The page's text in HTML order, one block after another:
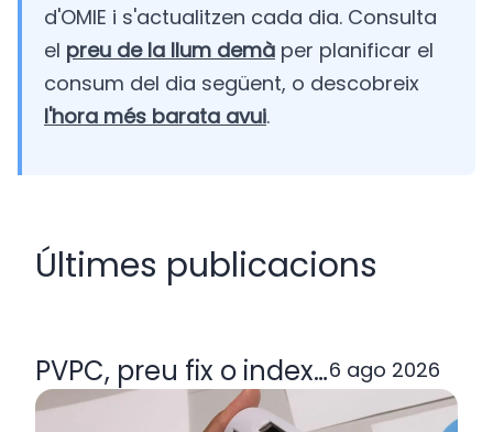
d'OMIE i s'actualitzen cada dia. Consulta
el preu de la llum demà per planificar el
consum del dia següent, o descobreix
l'hora més barata avui.
Últimes publicacions
PVPC, preu fix o indexada: quina
6 ago 2026